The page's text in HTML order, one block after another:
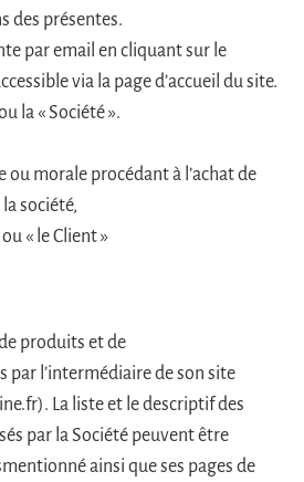
des présentes.
par email en cliquant sur le
via la page d’accueil du site.
la « Société ».
ou morale procédant à l’achat de
société,
« le Client »
produits et de
par l’intermédiaire de son site
La liste et le descriptif des
par la Société peuvent être
ainsi que ses pages de